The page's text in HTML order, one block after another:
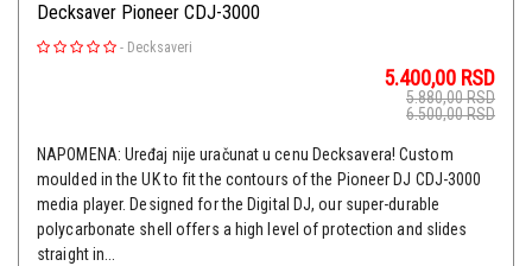
Decksaver Pioneer CDJ-3000
- Decksaveri
5.400,00 RSD
5.880,00RSD
6.500,00RSD
NAPOMENA: Uređaj nije uračunat u cenu Decksavera! Custom
moulded in the UK to fit the contours of the Pioneer DJ CDJ-3000
media player. Designed for the Digital DJ, our super-durable
polycarbonate shell offers a high level of protection and slides
straight in...